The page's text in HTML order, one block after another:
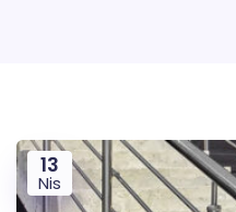
13
Nis